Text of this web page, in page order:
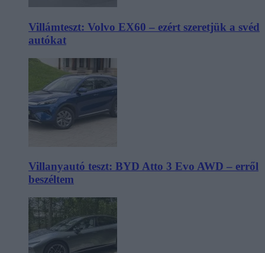
Villámteszt: Volvo EX60 – ezért szeretjük a svéd
autókat
Villanyautó teszt: BYD Atto 3 Evo AWD – erről
beszéltem